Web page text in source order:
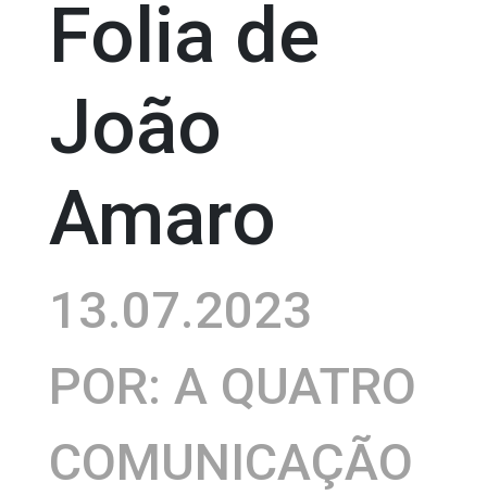
Folia de
João
Amaro
13.07.2023
POR: A QUATRO
COMUNICAÇÃO